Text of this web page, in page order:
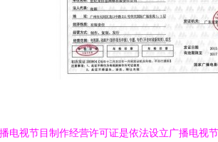
电视节目制作经营许可证是依法设立广播电视